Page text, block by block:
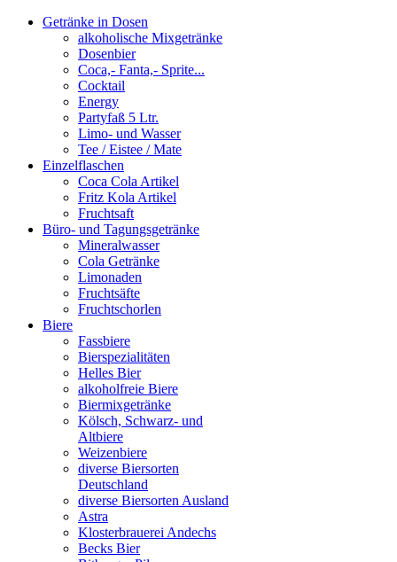
Getränke in Dosen
alkoholische Mixgetränke
Dosenbier
Coca,- Fanta,- Sprite...
Cocktail
Energy
Partyfaß 5 Ltr.
Limo- und Wasser
Tee / Eistee / Mate
Einzelflaschen
Coca Cola Artikel
Fritz Kola Artikel
Fruchtsaft
Büro- und Tagungsgetränke
Mineralwasser
Cola Getränke
Limonaden
Fruchtsäfte
Fruchtschorlen
Biere
Fassbiere
Bierspezialitäten
Helles Bier
alkoholfreie Biere
Biermixgetränke
Kölsch, Schwarz- und
Altbiere
Weizenbiere
diverse Biersorten
Deutschland
diverse Biersorten Ausland
Astra
Klosterbrauerei Andechs
Becks Bier